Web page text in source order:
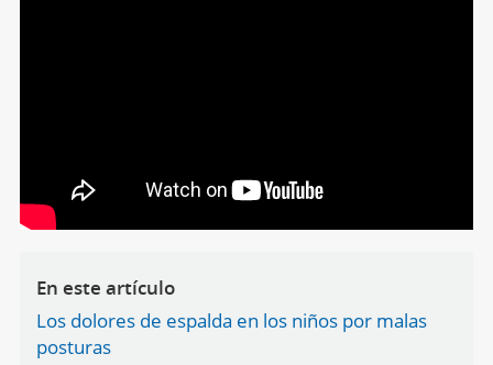
En este artículo
Los dolores de espalda en los niños por malas
posturas